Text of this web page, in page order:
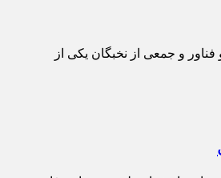
و جمعی از نخبگان یکی از